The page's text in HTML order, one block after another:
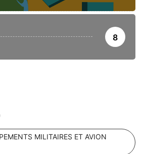
8
MILITAIRES ET AVION